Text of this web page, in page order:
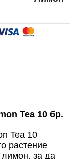
Tea 10 бр.
Tea 10
растение
лимон, за да